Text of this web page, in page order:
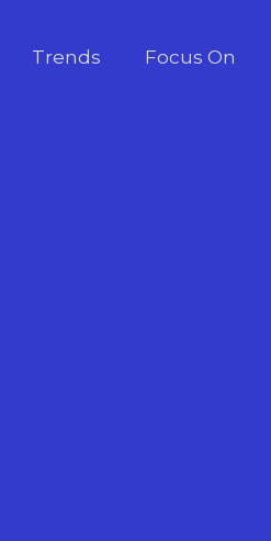
Trends Focus On